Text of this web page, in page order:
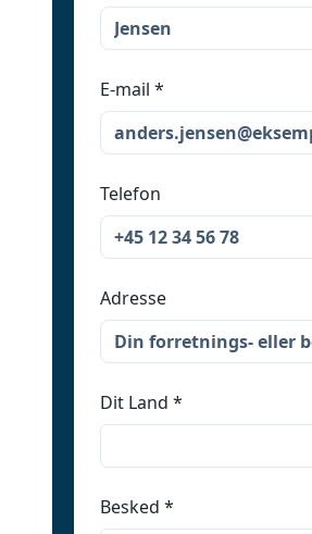
E-mail *
Telefon
Adresse
Dit Land *
Besked *